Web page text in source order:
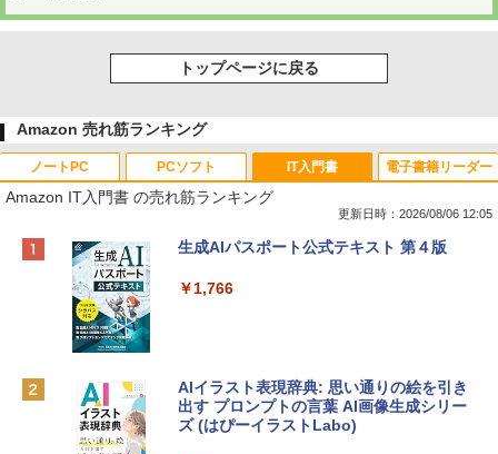
トップページに戻る
Amazon 売れ筋ランキング
ノートPC
Apple 2026 MacBook Neo A18 Proチッ
e Intelligenceのために設計、Liquid Ret
￥137,800
PCソフト
Xbox プリペイドカード 10,000円 デジタ
ンラインコード]
Robloxギフトカード - 800 Robux 【限
定バーチャルアイテムを含む】 【オンラ
インゲームコード】 ロブロックス | オン
IT入門書
Amazon IT入門書 の売れ筋ランキング
更新日時：2026/08/06 12:05
生成AIパスポート公式テキスト 第４版
￥1,766
AIイラスト表現辞典: 思い通りの絵を引き
出す プロンプトの言葉 AI画像生成シリー
ズ (はぴーイラストLabo)
電子書籍リーダー